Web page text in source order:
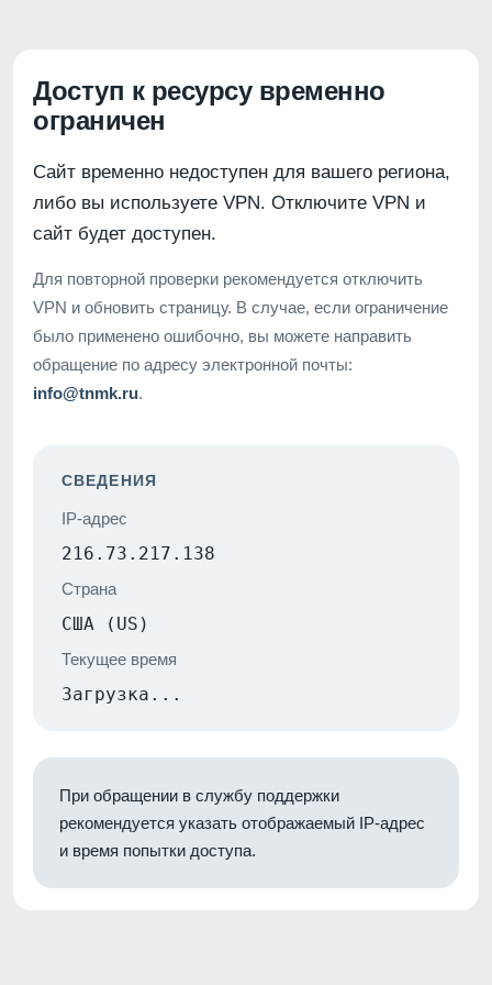
Доступ к ресурсу временно
ограничен
Сайт временно недоступен для вашего региона,
либо вы используете VPN. Отключите VPN и
сайт будет доступен.
Для повторной проверки рекомендуется отключить
VPN и обновить страницу. В случае, если ограничение
было применено ошибочно, вы можете направить
обращение по адресу электронной почты:
info@tnmk.ru.
СВЕДЕНИЯ
IP-адрес
216.73.217.138
Страна
США (US)
Текущее время
Загрузка...
При обращении в службу поддержки
рекомендуется указать отображаемый IP-адрес
и время попытки доступа.